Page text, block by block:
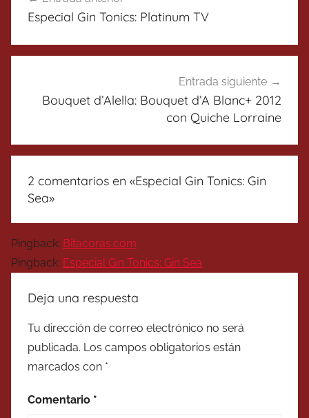
deEspecial Gin Tonics: Platinum TV
Entrada siguiente
Bouquet d’Alella: Bouquet d’A Blanc+ 2012
con Quiche Lorraine
2 comentarios en «Especial Gin Tonics: Gin
Sea»
Pingback: Bitacoras.com
Pingback: Especial Gin Tonics: Gin Sea
Deja una respuesta
Tu dirección de correo electrónico no será
publicada. Los campos obligatorios están
marcados con *
Comentario *